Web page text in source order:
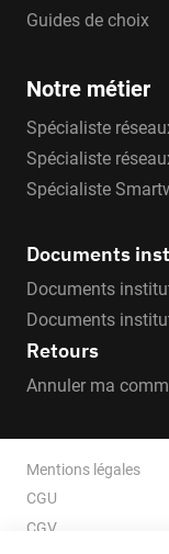
Guides de choix
Notre métier
Spécialiste
Spécialiste
Spécialiste
Documents
Documents
Documents
Retours
Annuler ma
Mentions légales
CGU
CGV